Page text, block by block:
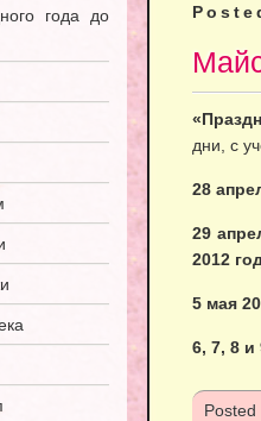
дни, с
28
29
2012
5 мая
6, 7, 8 и
года до